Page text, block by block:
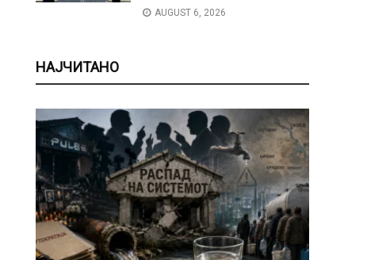
AUGUST 6, 2026
НАЈЧИТАНО